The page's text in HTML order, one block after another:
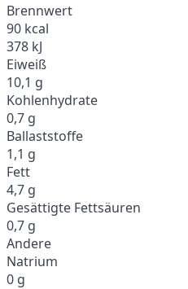
Brennwert
90 kcal
378 kJ
Eiweiß
10,1 g
Kohlenhydrate
0,7 g
Ballaststoffe
1,1 g
Fett
4,7 g
Gesättigte Fettsäuren
0,7 g
Andere
Natrium
0 g